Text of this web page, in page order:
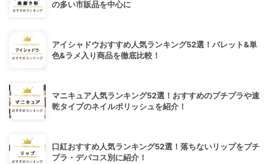
の多い市販品を中心に
アイシャドウおすすめ人気ランキング52選！パレット&単
色&ラメ入り商品を徹底比較！
マニキュア人気ランキング52選！おすすめのプチプラや速
乾タイプのネイルポリッシュを紹介！
口紅おすすめ人気ランキング52選！落ちないリップをプチ
プラ・デパコス別に紹介！